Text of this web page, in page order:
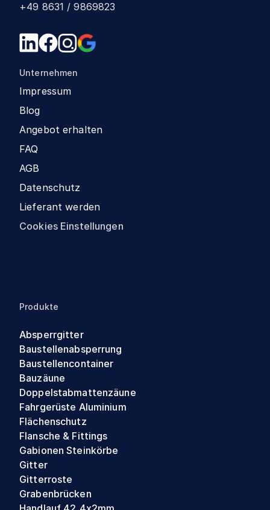
+49 8631 / 9869823
Unternehmen
Impressum
Blog
Angebot erhalten
FAQ
AGB
Datenschutz
Lieferant werden
Cookies Einstellungen
Produkte
Absperrgitter
Baustellenabsperrung
Baustellencontainer
Bauzäune
Doppelstabmattenzäune
Fahrgerüste Aluminium
Flächenschutz
Flansche & Fittings
Gabionen Steinkörbe
Gitter
Gitterroste
Grabenbrücken